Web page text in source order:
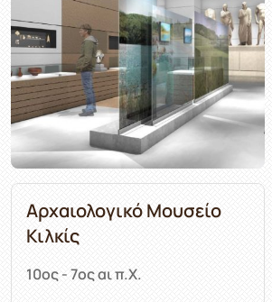
Αρχαιολογικό Μουσείο
Κιλκίς
10ος - 7ος αι π.Χ.